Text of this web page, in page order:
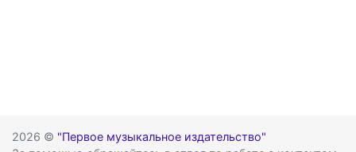
2026 © "Первое музыкальное издательство"